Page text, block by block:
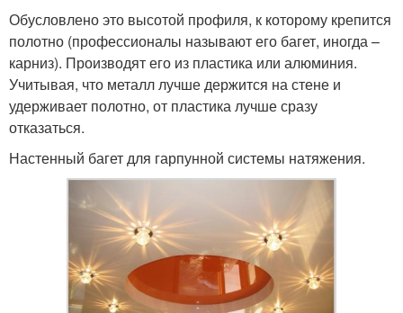
Обусловлено это высотой профиля, к которому крепится
полотно (профессионалы называют его багет, иногда –
карниз). Производят его из пластика или алюминия.
Учитывая, что металл лучше держится на стене и
удерживает полотно, от пластика лучше сразу
отказаться.
Настенный багет для гарпунной системы натяжения.